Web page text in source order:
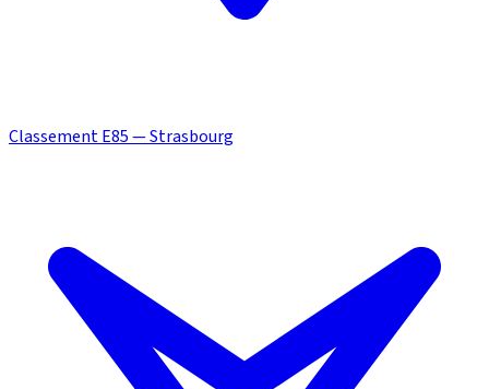
Classement E85 — Strasbourg